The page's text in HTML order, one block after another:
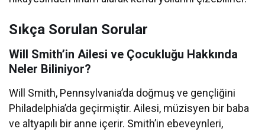
Sıkça Sorulan Sorular
Will Smith’in Ailesi ve Çocukluğu Hakkında
Neler Biliniyor?
Will Smith, Pennsylvania’da doğmuş ve gençliğini
Philadelphia’da geçirmiştir. Ailesi, müzisyen bir baba
ve altyapılı bir anne içerir. Smith’in ebeveynleri,